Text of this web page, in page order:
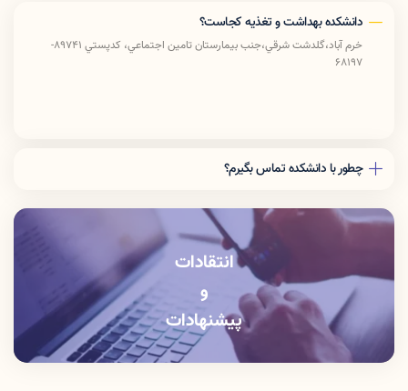
دانشکده بهداشت و تغذیه کجاست؟
خرم آباد،گلدشت شرقي،جنب بيمارستان تامين اجتماعي، كدپستي 89741-
68197
چطور با دانشکده تماس بگیرم؟
آموزش دانشكده: 06633412309
انتقادات
و
پیشنهادات